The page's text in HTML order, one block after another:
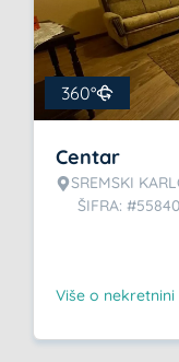
360°
Centar
SREMSKI
ŠIFRA:
Više o nekretnini